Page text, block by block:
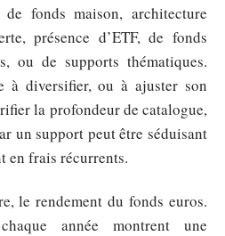
fonds maison, architecture
présence d’ETF, de fonds
ou de supports thématiques.
à diversifier, ou à ajuster son
la profondeur de catalogue,
un support peut être séduisant
en frais récurrents.
le rendement du fonds euros.
année montrent une